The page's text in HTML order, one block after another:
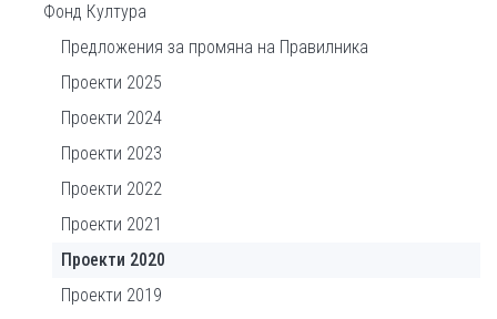
Фонд Култура
Предложения за промяна на Правилника
Проекти 2025
Проекти 2024
Проекти 2023
Проекти 2022
Проекти 2021
Проекти 2020
Проекти 2019